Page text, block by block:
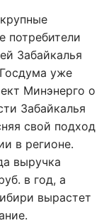
потребители
Забайкалья
уже
Минэнерго о
Забайкалья
свой подход
в регионе.
выручка
в год, а
вырастет